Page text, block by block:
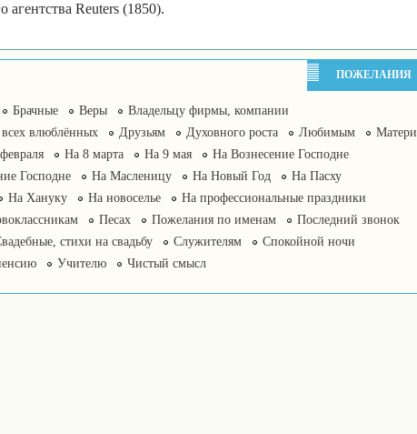
Reuters (1850).
ПОЖЕЛАНИЯ
Брачные Веры
Владельцу фирмы, компании
влюблённых Друзьям Духовного роста Любимым
Матери
На 8 марта На 9 мая
На Вознесение Господне
Господне На Масленицу На Новый Год
На Пасху
На Хануку На новоселье
На профессиональные праздники
Песах Пожелания по именам
Последний звонок
стихи на свадьбу Служителям
Спокойной ночи
Учителю Чистый смысл